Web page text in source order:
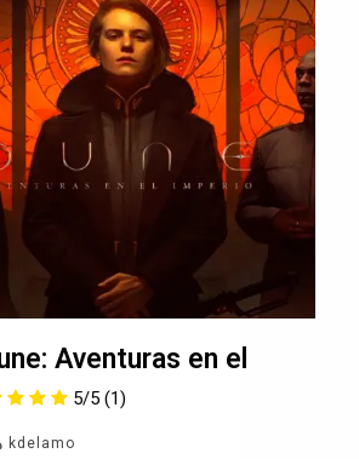
Aventuras en el
5/5 (1)
kdelamo